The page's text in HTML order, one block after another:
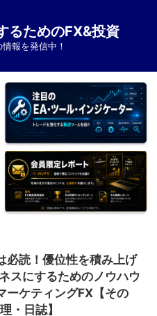
るためのFX&投資
報を発信中！
必読！優位性を積み上げ
スにするためのノウハウ
ーケティングFX【その
日誌】